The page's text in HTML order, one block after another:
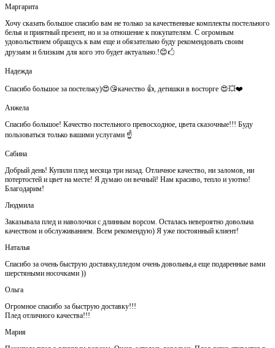
Маргарита
Хочу сказать большое спасибо вам не только за качественные комплекты постельного
белья и приятный презент, но и за отношение к покупателям. С огромным
удовольствием обращусь к вам еще и обязательно буду рекомендовать своим
друзьям и близким для кого это будет актуально.!😊🖒
Надежда
Спасибо большое за постельку)😍😘качество 👍, детишки в восторге 😍💥❤️
Анжела
Спасибо большое! Качество постельного превосходное, цвета сказочные!!! Буду
пользоваться только вашими услугами ☝️
Сабина
Добрый день! Купили плед месяца три назад. Отличное качество, ни заломов, ни
потертостей и цвет на месте! Я думаю он вечный! Нам красиво, тепло и уютно!
Благодарим!
Людмила
Заказывала плед и наволочки с длинным ворсом. Осталась невероятно довольна
качеством и обслуживанием. Всем рекомендую) Я уже постоянный клиент!
Наталья
Спасибо за очень быструю доставку,пледом очень довольны,а еще подаренные вами
шерстяными носочками ))
Ольга
Огромное спасибо за быструю доставку!!!
Плед отличного качества!!!
Мария